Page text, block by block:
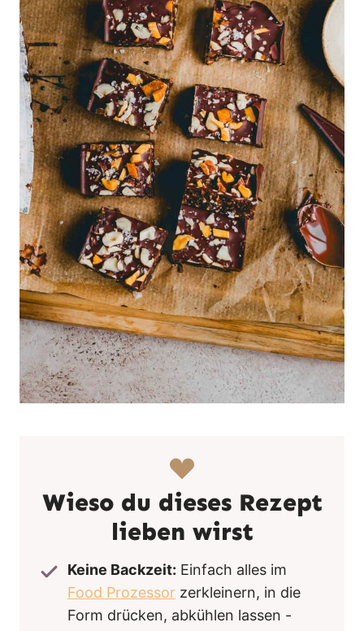
Wieso du dieses Rezept
lieben wirst
Keine Backzeit: Einfach alles im
Food Prozessor zerkleinern, in die
Form drücken, abkühlen lassen -